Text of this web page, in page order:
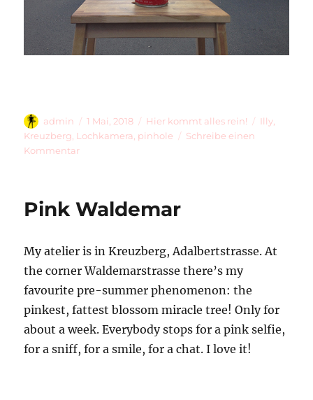
Autor
admin
Veröffentlicht
am
1 Mai, 2018 Kategorien
Hier kommt alles rein! Illy,
Kreuzberg, Lochkamera, pinhole
Schreibe einen
Kommentarzu
Pink Waldemar
My atelier is in Kreuzberg, Adalbertstrasse. At
the corner Waldemarstrasse there’s my
favourite pre-summer phenomenon: the
pinkest, fattest blossom miracle tree! Only for
about a week. Everybody stops for a pink selfie,
for a sniff, for a smile, for a chat. I love it!